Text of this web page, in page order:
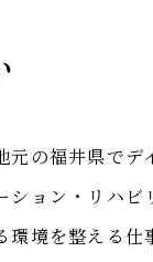
元の福井県で
ション・リハ
環境を整える